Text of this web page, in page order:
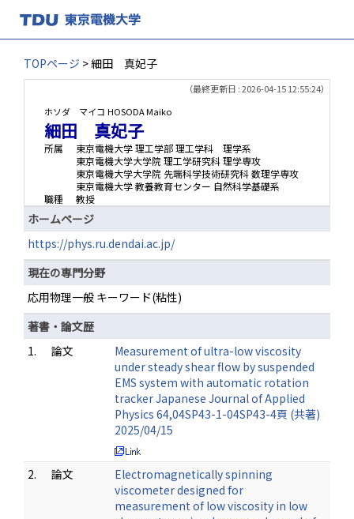
TOPページ > 細田 真妃子
（最終更新日 : 2026-04-15 12:55:24）
ホソダ マイコ HOSODA Maiko
細田 真妃子
所属
東京電機大学 理工学部 理工学科 理学系
東京電機大学大学院 理工学研究科 理学専攻
東京電機大学大学院 先端科学技術研究科 数理学専攻
東京電機大学 教養教育センター 自然科学基礎系
職種
教授
ホームページ
https://phys.ru.dendai.ac.jp/
現在の専門分野
応用物理一般 キーワード(粘性)
著書・論文歴
1.
論文
Measurement of ultra-low viscosity
under steady shear flow by suspended
EMS system with automatic rotation
tracker Japanese Journal of Applied
Physics 64,04SP43-1-04SP43-4頁 (共著)
2025/04/15
2. 論文
Electromagnetically spinning
viscometer designed for
measurement of low viscosity in low